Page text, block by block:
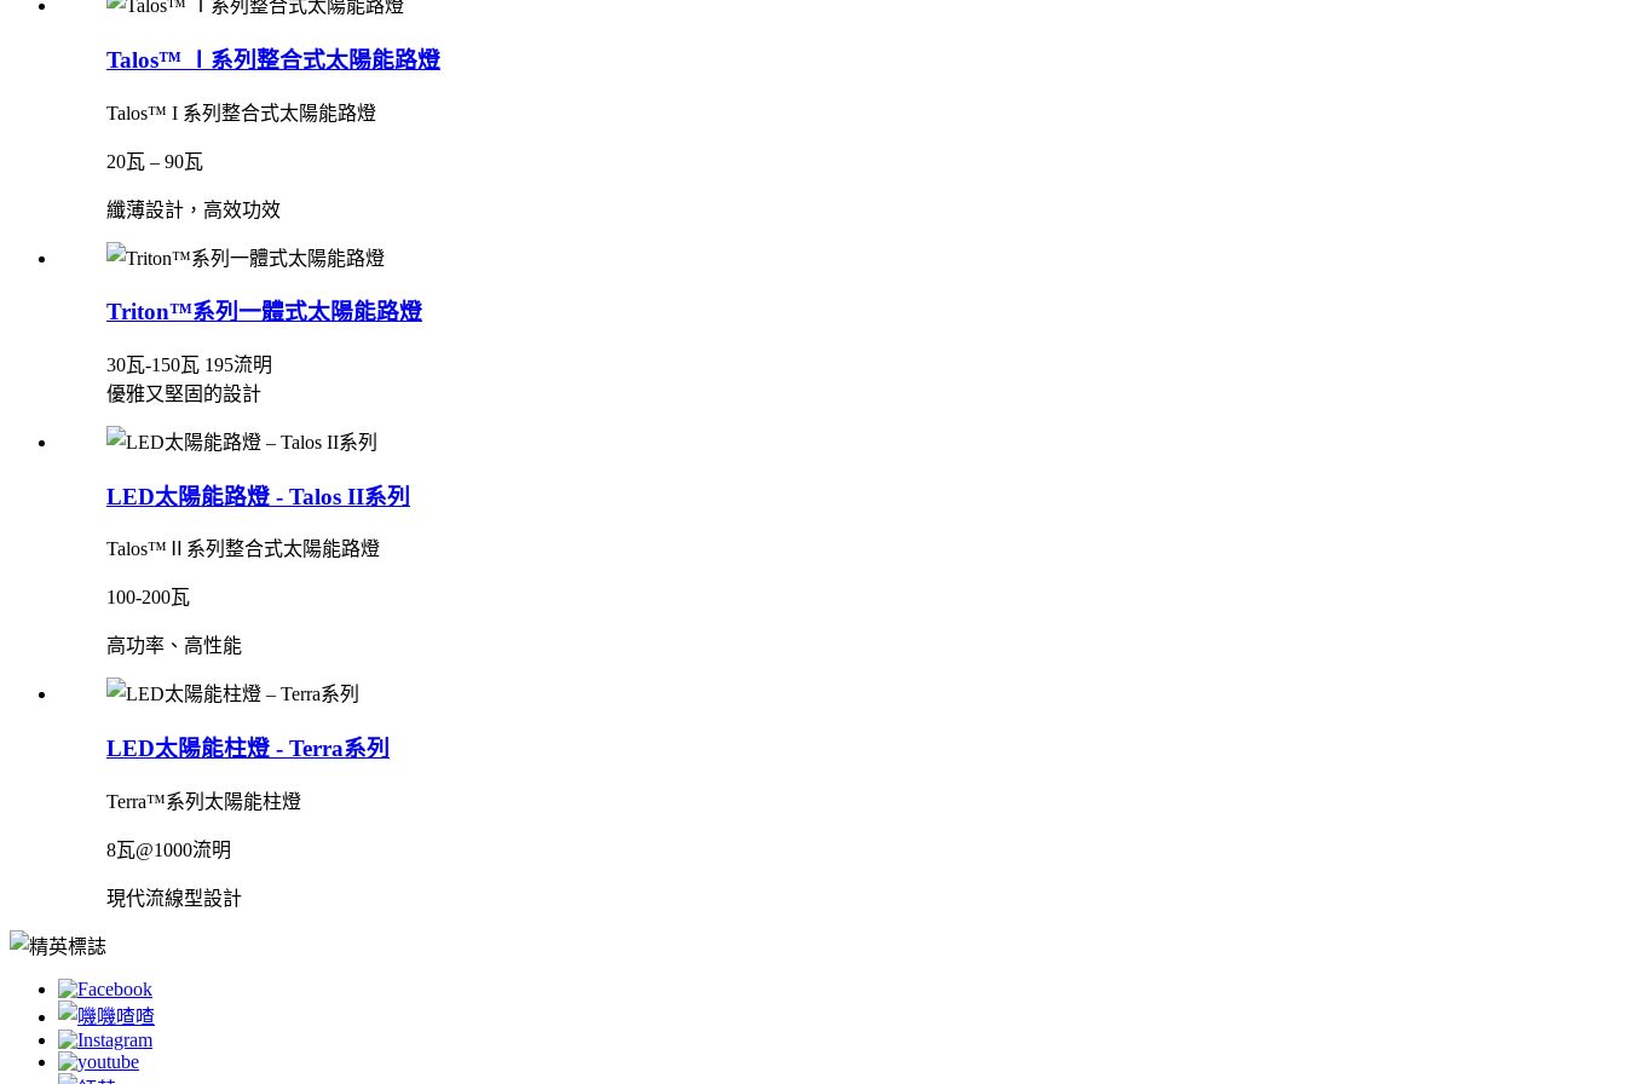
Talos™ Ⅰ系列整合式太陽能路燈
Talos™ I 系列整合式太陽能路燈
20瓦 – 90瓦
纖薄設計，高效功效
Triton™系列一體式太陽能路燈
30瓦-150瓦 195流明
優雅又堅固的設計
LED太陽能路燈 - Talos II系列
Talos™Ⅱ系列整合式太陽能路燈
100-200瓦
高功率、高性能
LED太陽能柱燈 - Terra系列
Terra™系列太陽能柱燈
8瓦@1000流明
現代流線型設計